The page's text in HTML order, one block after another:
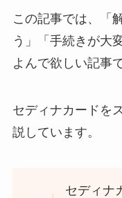
この記事では、「
う」「手続きが大
よんで欲しい記事
セディナカードを
説しています。
セディナ